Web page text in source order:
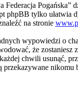
Federacja Pogańska”
phpBB tylko ułatwia
na stronie
wypowiedzi o
że
chwili usunąć,
przekazywane